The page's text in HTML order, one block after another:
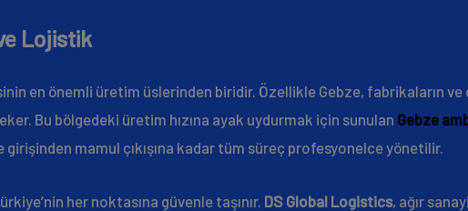
Lojistik
en önemli üretim üslerinden biridir. Özellikle Gebze, fabrikaların
Bu bölgedeki üretim hızına ayak uydurmak için sunulan Gebze
mamul çıkışına kadar tüm süreç profesyonelce yönetilir.
her noktasına güvenle taşınır. DS Global Logistics, ağır